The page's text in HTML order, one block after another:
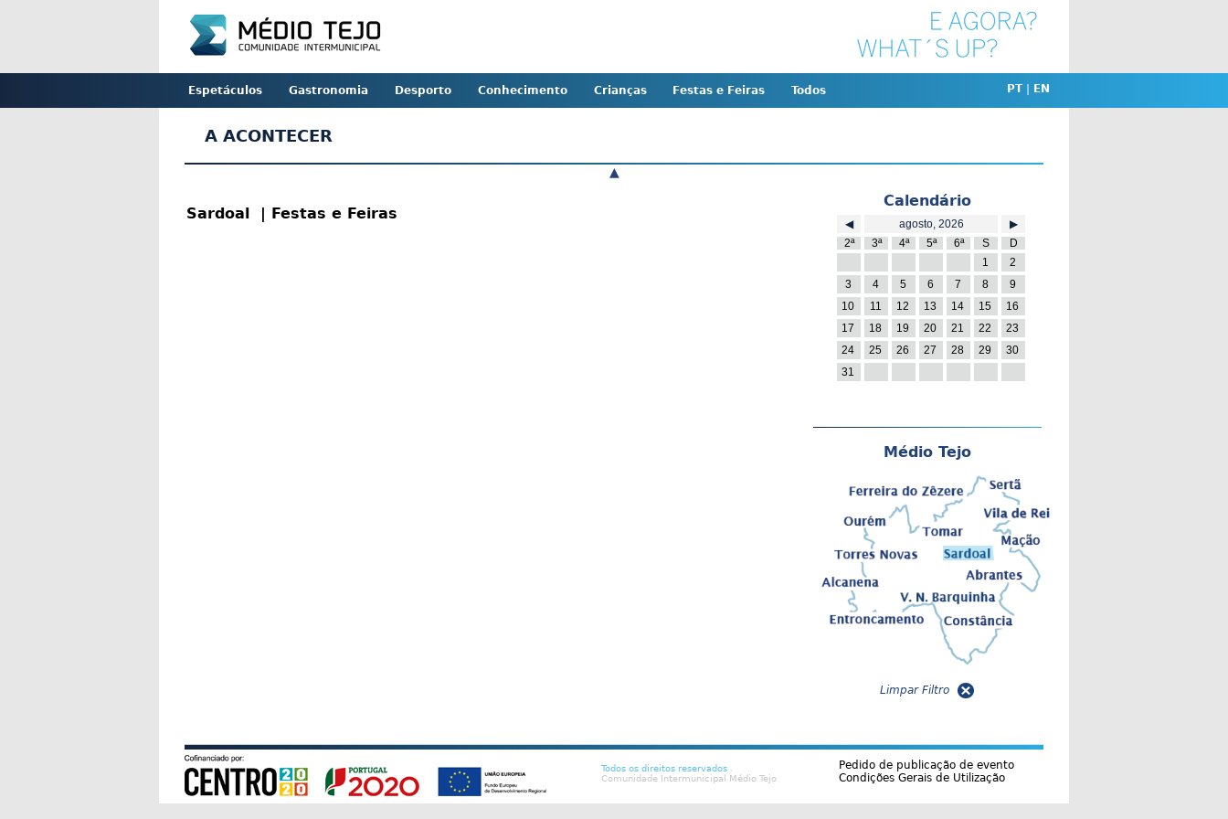
Espetáculos Gastronomia Desporto Conhecimento Crianças Festas e Feiras Todos PT| EN
A ACONTECER
▲
Sardoal | Festas e Feiras
Calendário
◀ agosto, 2026
▶
2ª
3ª 4ª 5ª 6ª S
D
1
2
3
4 5 6 7 8
9
10
11 12 13 14 15
16
17
18 19 20 21 22
23
24
25 26 27 28 29
30
31
Médio Tejo
Limpar Filtro
Todos os direitos reservados
Comunidade Intermunicipal Médio Tejo
Pedido de publicação de evento
Condições Gerais de Utilização